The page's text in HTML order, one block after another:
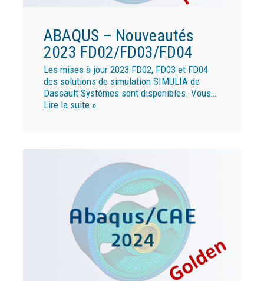
ABAQUS – Nouveautés
2023 FD02/FD03/FD04
Les mises à jour 2023 FD02, FD03 et FD04
des solutions de simulation SIMULIA de
Dassault Systèmes sont disponibles. Vous…
Lire la suite »